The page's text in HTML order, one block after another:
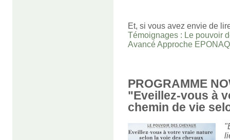
Et, si vous avez envie de
Témoignages : Le pouvoir
Avancé Approche
PROGRAMME
"Eveillez-vous à
chemin de vie